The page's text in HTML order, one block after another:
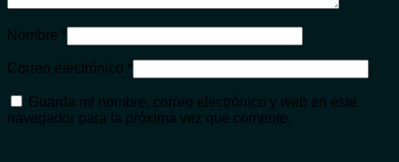
Nombre *
Correo electrónico *
Guarda mi nombre, correo electrónico y web en este
navegador para la próxima vez que comente.